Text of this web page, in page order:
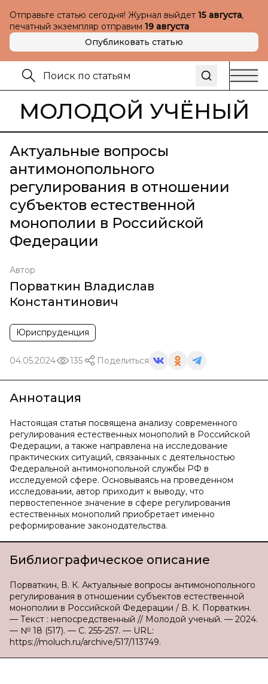
Отправьте статью сегодня! Журнал выйдет 15 августа,
печатный экземпляр отправим 19 августа
Опубликовать статью
МОЛОДОЙ УЧЁНЫЙ
Актуальные вопросы
антимонопольного
регулирования в отношении
субъектов естественной
монополии в Российской
Федерации
Автор
Порваткин Владислав
Константинович
Юриспруденция
04.05.2024 135 Поделиться
Аннотация
Настоящая статья посвящена анализу современного
регулирования естественных монополий в Российской
Федерации, а также направлена на исследование
практических ситуаций, связанных с деятельностью
Федеральной антимонопольной службы РФ в
исследуемой сфере. Основываясь на проведенном
исследовании, автор приходит к выводу, что
первостепенное значение в сфере регулирования
естественных монополий приобретает именно
реформирование законодательства.
Библиографическое описание
Порваткин, В. К. Актуальные вопросы антимонопольного
регулирования в отношении субъектов естественной
монополии в Российской Федерации / В. К. Порваткин.
— Текст : непосредственный // Молодой ученый. — 2024.
— № 18 (517). — С. 255-257. — URL:
https://moluch.ru/archive/517/113749.